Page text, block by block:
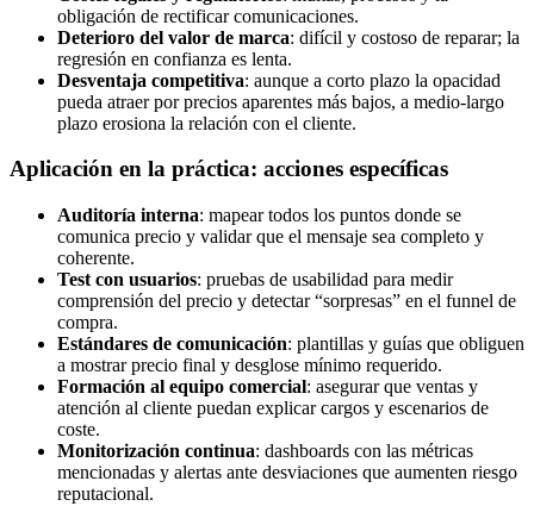
obligación de rectificar comunicaciones.
Deterioro del valor de marca: difícil y costoso de reparar; la
regresión en confianza es lenta.
Desventaja competitiva: aunque a corto plazo la opacidad
pueda atraer por precios aparentes más bajos, a medio-largo
plazo erosiona la relación con el cliente.
Aplicación en la práctica: acciones específicas
Auditoría interna: mapear todos los puntos donde se
comunica precio y validar que el mensaje sea completo y
coherente.
Test con usuarios: pruebas de usabilidad para medir
comprensión del precio y detectar “sorpresas” en el funnel de
compra.
Estándares de comunicación: plantillas y guías que obliguen
a mostrar precio final y desglose mínimo requerido.
Formación al equipo comercial: asegurar que ventas y
atención al cliente puedan explicar cargos y escenarios de
coste.
Monitorización continua: dashboards con las métricas
mencionadas y alertas ante desviaciones que aumenten riesgo
reputacional.